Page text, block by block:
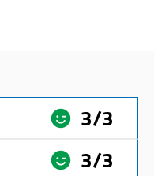
3/3
3/3